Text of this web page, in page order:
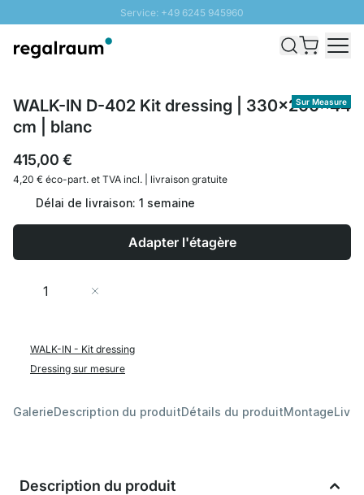
Service: +49 6245 945960
Livraison rapide - Livraison gratuite dès 100€
Sur Measure
WALK-IN D-402 Kit dressing | 330x200x44
cm | blanc
415,00 €
4,20 € éco-part. et TVA incl. | livraison gratuite
Délai de livraison: 1 semaine
Adapter l'étagère
Quantité
WALK-IN - Kit dressing
Dressing sur mesure
GalerieDescription du produitDétails du produitMontage
Description du produit